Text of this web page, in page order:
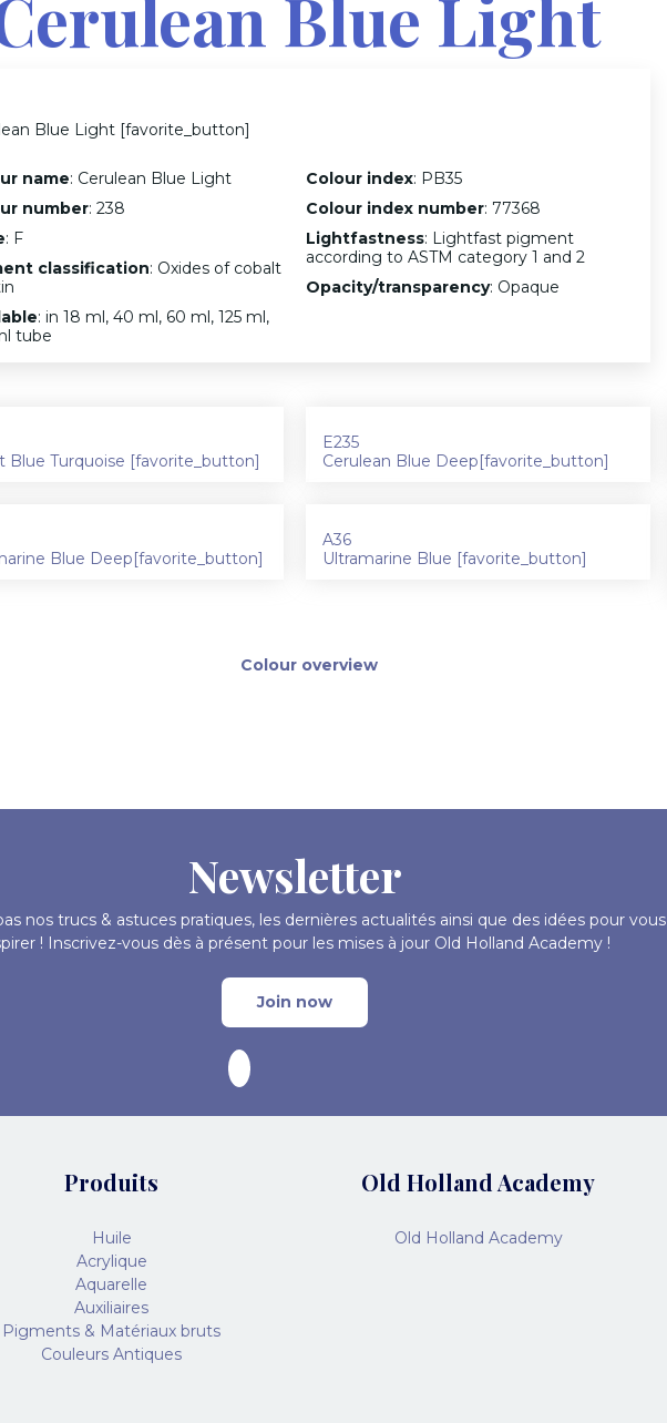
Blue Light
Blue Light [favorite_button]
name: Cerulean Blue Light
number: 238
: F
classification: Oxides of cobalt
: in 18 ml, 40 ml, 60 ml, 125 ml,
tube
Colour index: PB35
Colour index number: 77368
Lightfastness: Lightfast pigment
according to ASTM category 1 and 2
Opacity/transparency: Opaque
E235
Cerulean Blue Deep[favorite_button]
Blue Turquoise [favorite_button]
Blue Deep[favorite_button]
A36
Ultramarine Blue [favorite_button]
Colour overview
Newsletter
nos trucs & astuces pratiques, les dernières actualités ainsi que des idées pour vous
! Inscrivez-vous dès à présent pour les mises à jour Old Holland Academy !
Join now
Produits
Huile
Acrylique
Aquarelle
Auxiliaires
Pigments & Matériaux bruts
Couleurs Antiques
Old Holland Academy
Old Holland Academy